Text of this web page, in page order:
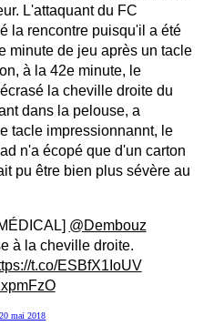
L'attaquant du FC
la rencontre puisqu'il a été
minute de jeu après un tacle
à la 42e minute, le
la cheville droite du
dans la pelouse, a
tacle impressionnannt, le
n'a écopé que d'un carton
pu être bien plus sévère au
@Dembouz
à la cheville droite.
t.co/ESBfX1IoUV
20 mai 2018